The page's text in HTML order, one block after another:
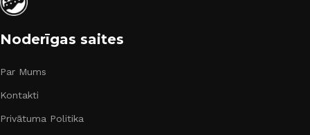
Noderīgas saites
Par Mums
Kontakti
Privātuma Politika